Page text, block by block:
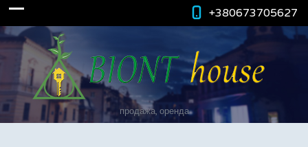
+380673705627
продажа, оренда